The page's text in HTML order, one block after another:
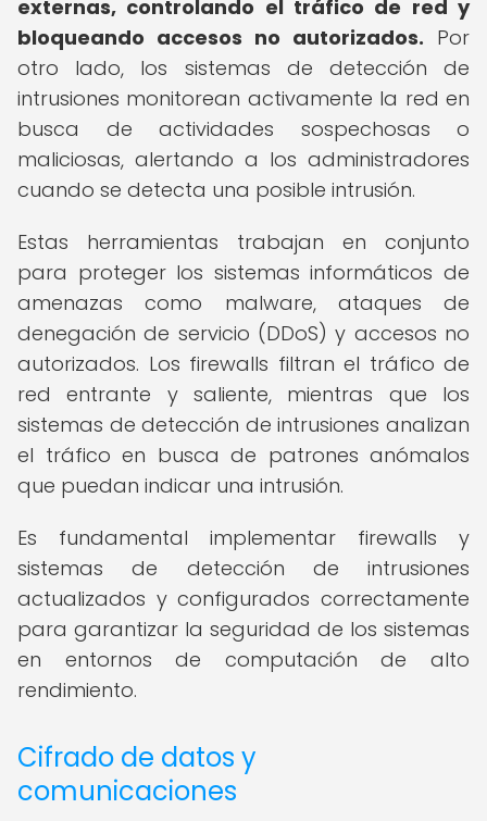
externas, controlando el tráfico de red y
bloqueando accesos no autorizados. Por
otro lado, los sistemas de detección de
intrusiones monitorean activamente la red en
busca de actividades sospechosas o
maliciosas, alertando a los administradores
cuando se detecta una posible intrusión.
Estas herramientas trabajan en conjunto
para proteger los sistemas informáticos de
amenazas como malware, ataques de
denegación de servicio (DDoS) y accesos no
autorizados. Los firewalls filtran el tráfico de
red entrante y saliente, mientras que los
sistemas de detección de intrusiones analizan
el tráfico en busca de patrones anómalos
que puedan indicar una intrusión.
Es fundamental implementar firewalls y
sistemas de detección de intrusiones
actualizados y configurados correctamente
para garantizar la seguridad de los sistemas
en entornos de computación de alto
rendimiento.
Cifrado de datos y
comunicaciones